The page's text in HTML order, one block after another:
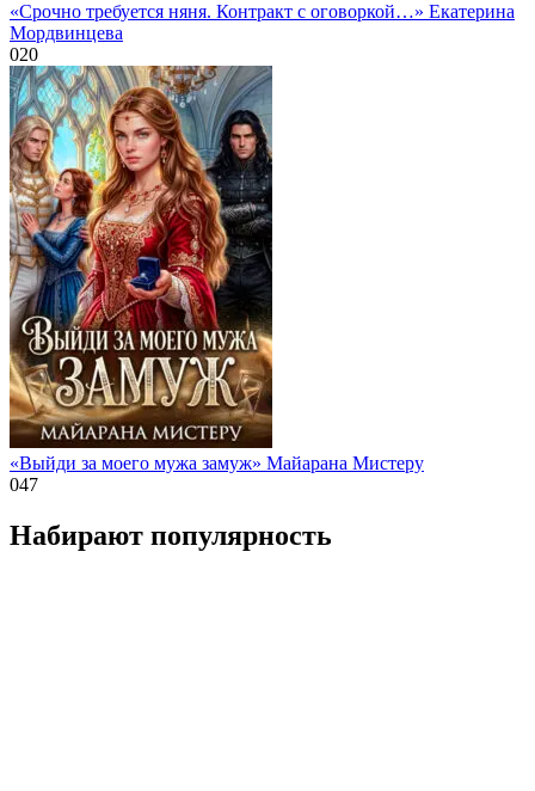
«Срочно требуется няня. Контракт с оговоркой…» Екатерина
Мордвинцева
020
«Выйди за моего мужа замуж» Майарана Мистеру
047
Набирают популярность